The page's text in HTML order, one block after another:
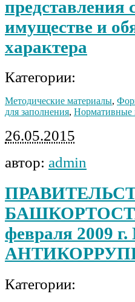
представления
имуществе и
характера
Категории:
Методические материалы,
для заполнения, Нормативные
26.05.2015
автор: admin
февраля 2009
Категории: